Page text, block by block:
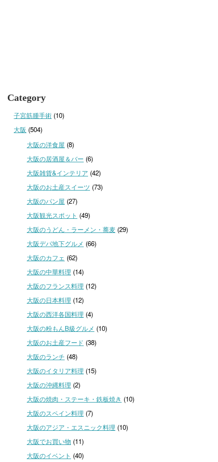
Category
子宮筋腫手術 (10)
大阪 (504)
大阪の洋食屋 (8)
大阪の居酒屋＆バー (6)
大阪雑貨&インテリア (42)
大阪のお土産スイーツ (73)
大阪のパン屋 (27)
大阪観光スポット (49)
大阪のうどん・ラーメン・蕎麦(29)
大阪デパ地下グルメ (66)
大阪のカフェ (62)
大阪の中華料理 (14)
大阪のフランス料理 (12)
大阪の日本料理 (12)
大阪の西洋各国料理 (4)
大阪の粉もんB級グルメ (10)
大阪のお土産フード (38)
大阪のランチ (48)
大阪のイタリア料理 (15)
大阪の沖縄料理 (2)
大阪の焼肉・ステーキ・鉄板焼き (10)
大阪のスペイン料理 (7)
大阪のアジア・エスニック料理 (10)
大阪でお買い物 (11)
大阪のイベント (40)